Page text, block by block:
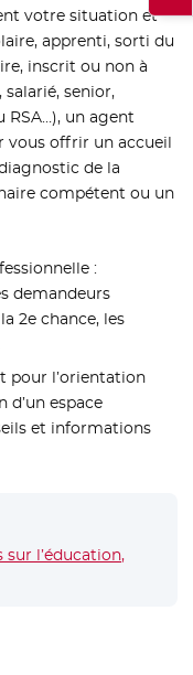
votre situation et
apprenti, sorti du
inscrit ou non à
salarié, senior,
RSA…), un agent
vous offrir un accueil
de la
compétent ou un
:
demandeurs
2e chance, les
pour l’orientation
d’un espace
et informations
l’éducation,